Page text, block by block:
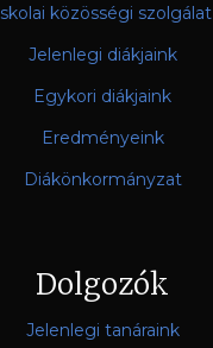
Iskolai közösségi szolgálat
Jelenlegi diákjaink
Egykori diákjaink
Eredményeink
Diákönkormányzat
Dolgozók
Jelenlegi tanáraink